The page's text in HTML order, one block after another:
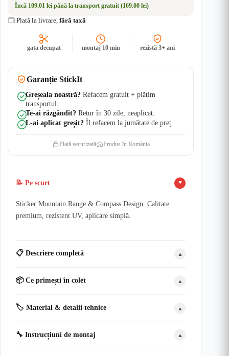
Compass
Design
|
Încă 109.01 lei până la transport gratuit (169.00 lei)
Plată la livrare, fără taxă
gata decupat montaj 10 min rezistă 3+ ani
Garanție StickIt
Greșeala noastră? Refacem gratuit + plătim
transportul.
Te-ai răzgândit? Retur în 30 zile, neaplicat.
L-ai aplicat greșit? Îl refacem la jumătate de preț.
Plată securizată Produs în România
📝 Pe scurt ▲
Sticker Mountain Range & Compass Design. Calitate
premium, rezistent UV, aplicare simplă.
📋 Descriere completă ▲
📦 Ce primești în colet ▲
🏷️ Material & detalii tehnice ▲
🔧 Instrucțiuni de montaj ▲